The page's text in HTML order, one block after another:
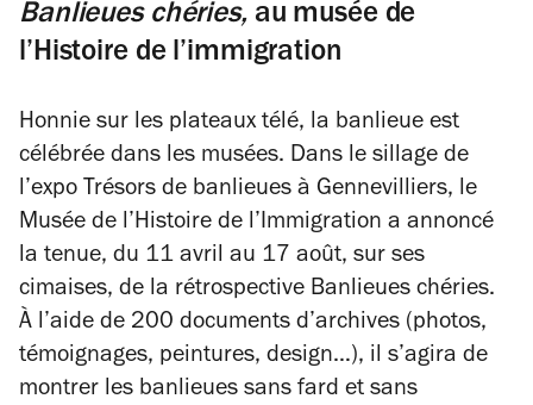
Banlieues chéries, au musée de
l’Histoire de l’immigration
Honnie sur les plateaux télé, la banlieue est
célébrée dans les musées. Dans le sillage de
l’expo Trésors de banlieues à Gennevilliers, le
Musée de l’Histoire de l’Immigration a annoncé
la tenue, du 11 avril au 17 août, sur ses
cimaises, de la rétrospective Banlieues chéries.
À l’aide de 200 documents d’archives (photos,
témoignages, peintures, design…), il s’agira de
montrer les banlieues sans fard et sans